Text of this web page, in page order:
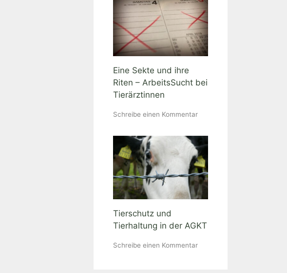
Eine Sekte und ihre
Riten – ArbeitsSucht bei
Tierärztinnen
Schreibe einen Kommentar
Tierschutz und
Tierhaltung in der AGKT
Schreibe einen Kommentar